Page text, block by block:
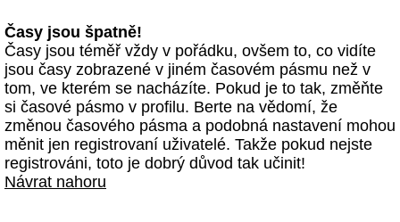
Časy jsou špatně!
Časy jsou téměř vždy v pořádku, ovšem to, co vidíte
jsou časy zobrazené v jiném časovém pásmu než v
tom, ve kterém se nacházíte. Pokud je to tak, změňte
si časové pásmo v profilu. Berte na vědomí, že
změnou časového pásma a podobná nastavení mohou
měnit jen registrovaní uživatelé. Takže pokud nejste
registrováni, toto je dobrý důvod tak učinit!
Návrat nahoru